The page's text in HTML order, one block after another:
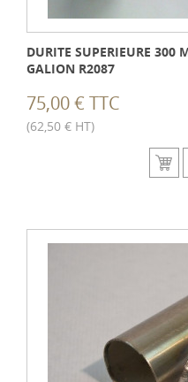
DURITE SUPERIEURE 300
GALION R2087
75,00 € TTC
(62,50 € HT)